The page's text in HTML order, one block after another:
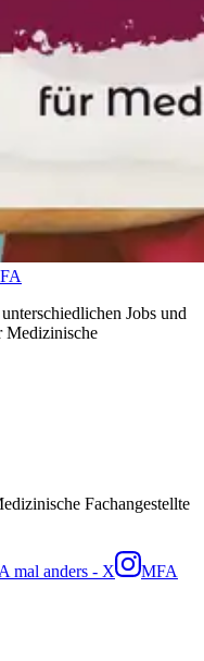
Jobs und
Medizinische
Fachangestellte
mal anders - X
MFA